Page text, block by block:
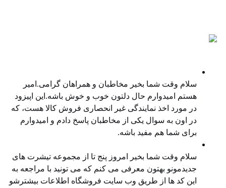
نمایندگی غیر انحصاری فروش کالا
سلام وقت شما بخیر مخاطبان و همراهان گرامی.امیر
هستم امیدوارم حال دلتون خوب و خوش باشه.این اپیزود
در مورد اخذ نمایندگی غیر انحصاری فروش کالا هست، که
در اون به سوال یکی از مخاطبان پاسخ دادم و امیدوارم
برای شما هم مفید باشه.
معرفی محصول جدید
سلام وقت شما بخیر امروز پنج تا از مجموعه تیشرت های
جدیدمونو بهتون معرفی می کنم که می تونید با مراجعه به
این کد ها از طریق وب سایت ⁠فروشگاه ⁠اطلاعات بیشترشو